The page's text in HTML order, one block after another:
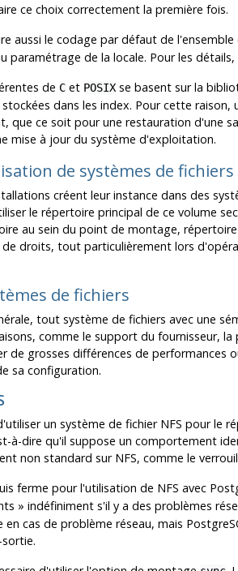
ce choix correctement la première fois.
aussi le codage par défaut de
paramétrage de la locale. Pour les détails,
de C et POSIX se basent sur la
dans les index. Pour cette
que ce soit pour une restauration d'une
mise à jour du système d'exploitation.
de systèmes de
créent leur instance dans des
le répertoire principal de ce volume
au sein du point de montage,
droits, tout particulièrement lors
de fichiers
tout système de fichiers avec une
comme le support du fournisseur,
de grosses différences de performances
sa configuration.
un système de fichier NFS pour le
à-dire qu'il suppose un comportement
non standard sur NFS, comme le
ferme pour l'utilisation de NFS avec
» indéfiniment s'il y a des problèmes
en cas de problème réseau, mais